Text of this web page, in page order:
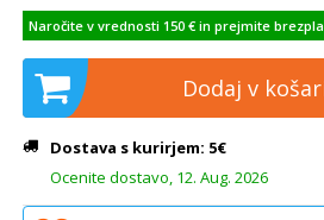
Naročite v vrednosti 150 € in prejmite
Dodaj v
Dostava s kurirjem: 5€
Ocenite dostavo, 12. Aug. 2026